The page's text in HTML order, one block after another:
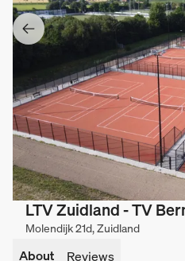
LTV Zuidland - TV
Molendijk 21d, Zuidland
About
Reviews